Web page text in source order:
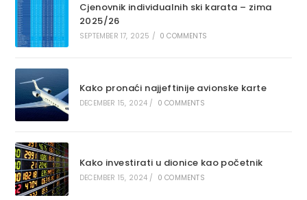
Cjenovnik individualnih ski karata – zima
2025/26
SEPTEMBER 17, 2025 / 0 COMMENTS
Kako pronaći najjeftinije avionske karte
DECEMBER 15, 2024 / 0 COMMENTS
Kako investirati u dionice kao početnik
DECEMBER 15, 2024 / 0 COMMENTS